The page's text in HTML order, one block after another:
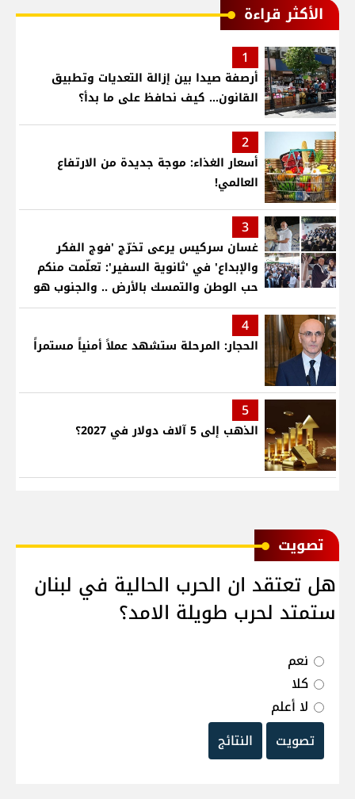
الأكثر قراءة
1
أرصفة صيدا بين إزالة التعديات وتطبيق
القانون... كيف نحافظ على ما بدأ؟
2
أسعار الغذاء: موجة جديدة من الارتفاع
العالمي!
3
غسان سركيس يرعى تخرّج 'فوج الفكر
والإبداع' في 'ثانوية السفير': تعلّمت منكم
حب الوطن والتمسك بالأرض .. والجنوب هو
عزة وكرامة لبنان
4
الحجار: المرحلة ستشهد عملاً أمنياً مستمراً
5
الذهب إلى 5 آلاف دولار في 2027؟
ﺗﺼﻮﻳﺖ
هل تعتقد ان الحرب الحالية في لبنان
ستمتد لحرب طويلة الامد؟
نعم
كلا
لا أعلم
تصويت
النتائج